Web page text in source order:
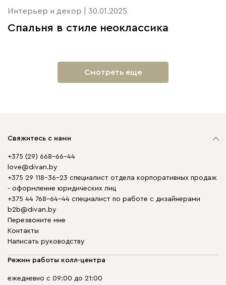
Интерьер и декор | 30.01.2025
Спальня в стиле неоклассика
Смотреть еще
Свяжитесь с нами
+375 (29) 668-66-44
love@divan.by
+375 29 118-36-23 специалист отдела корпоративных продаж
- оформление юридических лиц
+375 44 768-64-44 специалист по работе с дизайнерами
b2b@divan.by
Перезвоните мне
Контакты
Написать руководству
Режим работы колл-центра
ежедневно с 09:00 до 21:00